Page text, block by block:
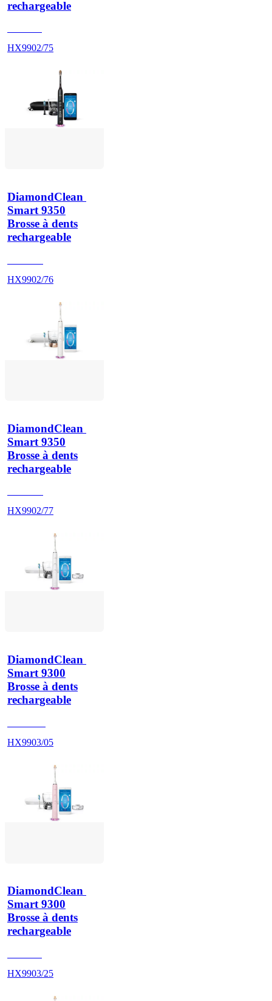
rechargeable
HX9902/75
DiamondClean
Smart 9350
Brosse à dents
rechargeable
HX9902/76
DiamondClean
Smart 9350
Brosse à dents
rechargeable
HX9902/77
DiamondClean
Smart 9300
Brosse à dents
rechargeable
HX9903/05
DiamondClean
Smart 9300
Brosse à dents
rechargeable
HX9903/25